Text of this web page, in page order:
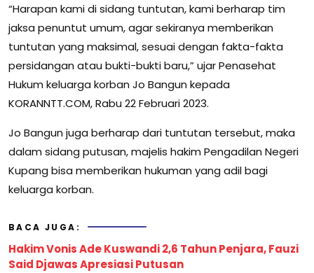
“Harapan kami di sidang tuntutan, kami berharap tim
jaksa penuntut umum, agar sekiranya memberikan
tuntutan yang maksimal, sesuai dengan fakta-fakta
persidangan atau bukti-bukti baru,” ujar Penasehat
Hukum keluarga korban Jo Bangun kepada
KORANNTT.COM, Rabu 22 Februari 2023.
Jo Bangun juga berharap dari tuntutan tersebut, maka
dalam sidang putusan, majelis hakim Pengadilan Negeri
Kupang bisa memberikan hukuman yang adil bagi
keluarga korban.
BACA JUGA:
Hakim Vonis Ade Kuswandi 2,6 Tahun Penjara, Fauzi
Said Djawas Apresiasi Putusan